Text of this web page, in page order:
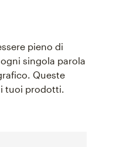
pieno di
singola parola
Queste
tuoi prodotti.